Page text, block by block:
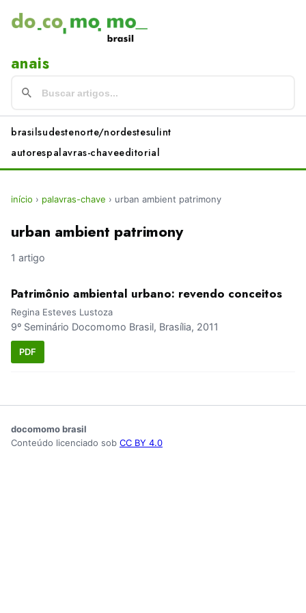
anais
brasilsudestenorte/nordestesulint
autorespalavras-chaveeditorial
início › palavras-chave › urban ambient patrimony
urban ambient patrimony
1 artigo
Patrimônio ambiental urbano: revendo conceitos
Regina Esteves Lustoza
9º Seminário Docomomo Brasil, Brasília, 2011
PDF
docomomo brasil
Conteúdo licenciado sob CC BY 4.0